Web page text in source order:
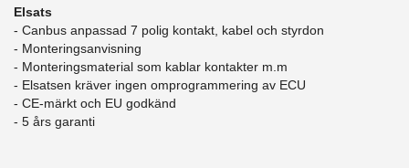
Elsats
- Canbus anpassad 7 polig kontakt, kabel och styrdon
- Monteringsanvisning
- Monteringsmaterial som kablar kontakter m.m
- Elsatsen kräver ingen omprogrammering av ECU
- CE-märkt och EU godkänd
​- 5 års garanti